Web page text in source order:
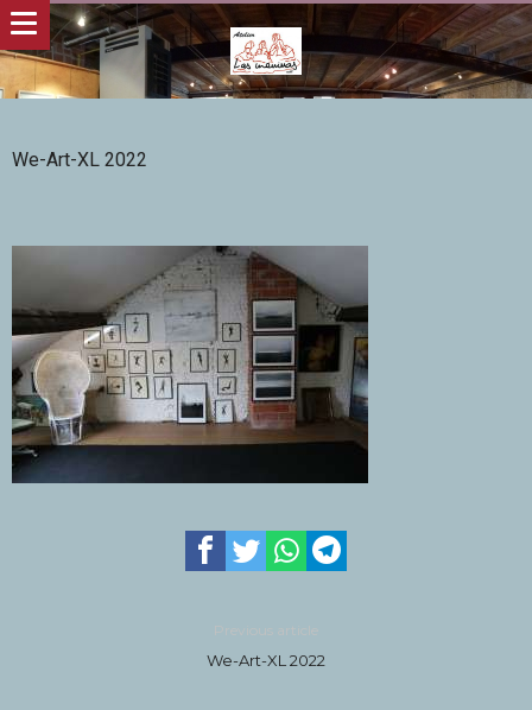
We-Art-XL 2022
Previous article
We-Art-XL 2022